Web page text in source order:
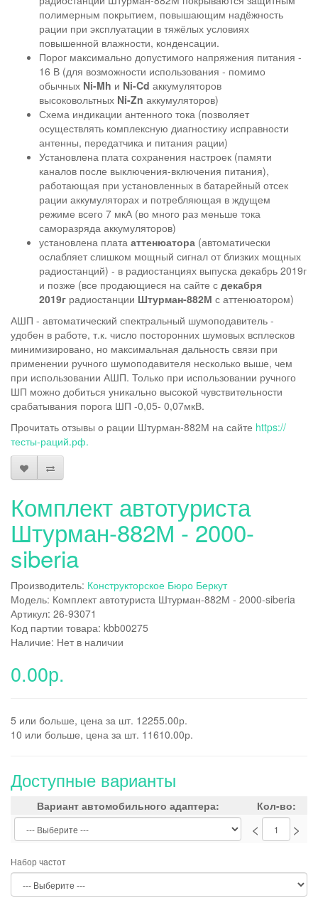
полимерным покрытием, повышающим надёжность
рации при эксплуатации в тяжёлых условиях
повышенной влажности, конденсации.
Порог максимально допустимого напряжения питания -
16 В (для возможности использования - помимо
обычных Ni-Mh и Ni-Cd аккумуляторов
высоковольтных Ni-Zn аккумуляторов)
Схема индикации антенного тока (позволяет
осуществлять комплексную диагностику исправности
антенны, передатчика и питания рации)
Установлена плата сохранения настроек (памяти
каналов после выключения-включения питания),
работающая при установленных в батарейный отсек
рации аккумуляторах и потребляющая в ждущем
режиме всего 7 мкА (во много раз меньше тока
саморазряда аккумуляторов)
установлена плата аттенюатора (автоматически
ослабляет слишком мощный сигнал от близких мощных
радиостанций) - в радиостанциях выпуска декабрь 2019г
и позже (все продающиеся на сайте с декабря
2019г радиостанции Штурман-882М с аттенюатором)
АШП - автоматический спектральный шумоподавитель -
удобен в работе, т.к. число посторонних шумовых всплесков
минимизировано, но максимальная дальность связи при
применении ручного шумоподавителя несколько выше, чем
при использовании АШП. Только при использовании ручного
ШП можно добиться уникально высокой чувствительности
срабатывания порога ШП -0,05- 0,07мкВ.
Прочитать отзывы о рации Штурман-882М на сайте https://
тесты-раций.рф.
Комплект автотуриста
Штурман-882М - 2000-
siberia
Производитель: Конструкторское Бюро Беркут
Модель: Комплект автотуриста Штурман-882М - 2000-siberia
Артикул: 26-93071
Код партии товара: kbb00275
Наличие: Нет в наличии
0.00р.
5 или больше, цена за шт. 12255.00р.
10 или больше, цена за шт. 11610.00р.
Доступные варианты
Вариант автомобильного адаптера: Кол-во:
< >
Набор частот